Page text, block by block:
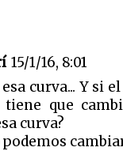
15/1/16, 8:01
curva... Y si
que
curva?